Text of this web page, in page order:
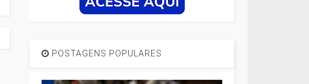
POSTAGENS POPULARES